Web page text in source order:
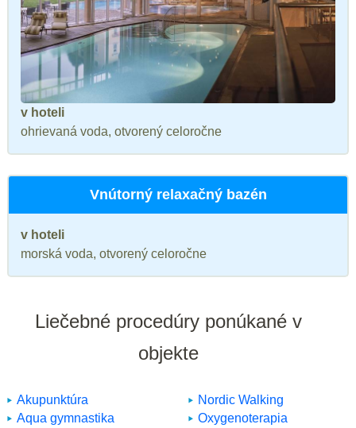
v hoteli
ohrievaná voda, otvorený celoročne
Vnútorný relaxačný bazén
v hoteli
morská voda, otvorený celoročne
Liečebné procedúry ponúkané v
objekte
Akupunktúra
Aqua gymnastika
Nordic Walking
Oxygenoterapia